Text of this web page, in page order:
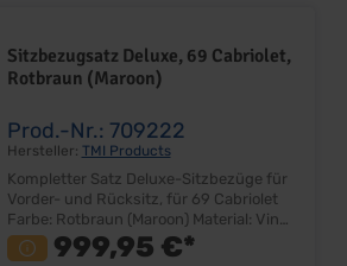
Rücksitzgestell
Sitzbezugsatz Deluxe, 69 Cabriolet,
Rotbraun (Maroon)
Prod.-Nr.: 709222
Hersteller: TMI Products
Kompletter Satz Deluxe-Sitzbezüge für
Vorder- und Rücksitz, für 69 Cabriolet
Farbe: Rotbraun (Maroon) Material: Vinyl
Sehr gute Qualität Farbe und Design
entspricht dem Original Bezugsatz für
999,95 €*